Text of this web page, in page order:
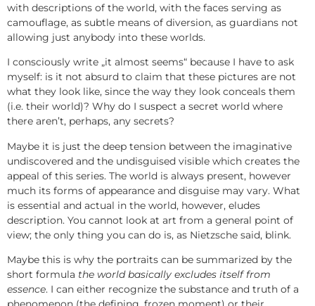
with descriptions of the world, with the faces serving as
camouflage, as subtle means of diversion, as guardians not
allowing just anybody into these worlds.
I consciously write „it almost seems“ because I have to ask
myself: is it not absurd to claim that these pictures are not
what they look like, since the way they look conceals them
(i.e. their world)? Why do I suspect a secret world where
there aren’t, perhaps, any secrets?
Maybe it is just the deep tension between the imaginative
undiscovered and the undisguised visible which creates the
appeal of this series. The world is always present, however
much its forms of appearance and disguise may vary. What
is essential and actual in the world, however, eludes
description. You cannot look at art from a general point of
view; the only thing you can do is, as Nietzsche said, blink.
Maybe this is why the portraits can be summarized by the
short formula the world basically excludes itself from
essence. I can either recognize the substance and truth of a